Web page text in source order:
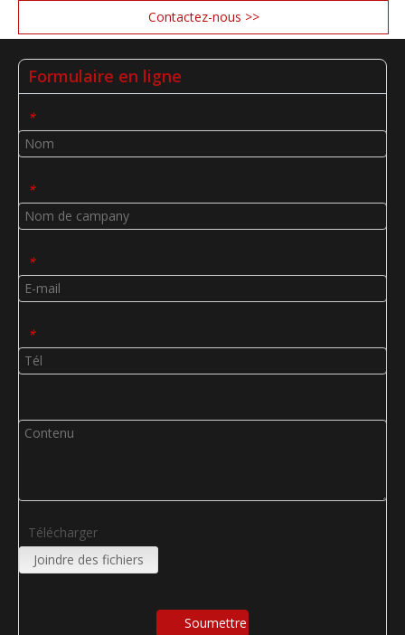
Contactez-nous >>
Formulaire en ligne
*
*
*
*
Télécharger
Joindre des fichiers
Soumettre